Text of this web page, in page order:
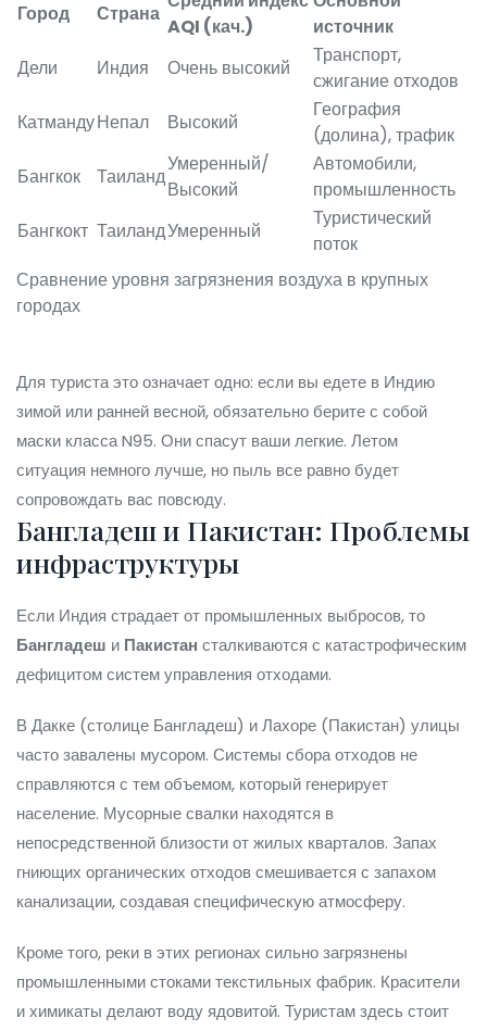
Сравнение уровня загрязнения воздуха в крупных
городах
Город Страна
AQI (кач.)
источник
Дели
Индия Очень высокий
Транспорт,
сжигание отходов
КатмандуНепал Высокий
География
(долина), трафик
Бангкок
Таиланд
Умеренный/
Высокий
Автомобили,
промышленность
Бангкокт ТаиландУмеренный
Туристический
поток
Для туриста это означает одно: если вы едете в Индию
зимой или ранней весной, обязательно берите с собой
маски класса N95. Они спасут ваши легкие. Летом
ситуация немного лучше, но пыль все равно будет
сопровождать вас повсюду.
Бангладеш и Пакистан: Проблемы
инфраструктуры
Если Индия страдает от промышленных выбросов, то
Бангладеш и Пакистан сталкиваются с катастрофическим
дефицитом систем управления отходами.
В Дакке (столице Бангладеш) и Лахоре (Пакистан) улицы
часто завалены мусором. Системы сбора отходов не
справляются с тем объемом, который генерирует
население. Мусорные свалки находятся в
непосредственной близости от жилых кварталов. Запах
гниющих органических отходов смешивается с запахом
канализации, создавая специфическую атмосферу.
Кроме того, реки в этих регионах сильно загрязнены
промышленными стоками текстильных фабрик. Красители
и химикаты делают воду ядовитой. Туристам здесь стоит